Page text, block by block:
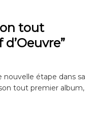
tout
nouvelle étape dans sa
tout premier album,